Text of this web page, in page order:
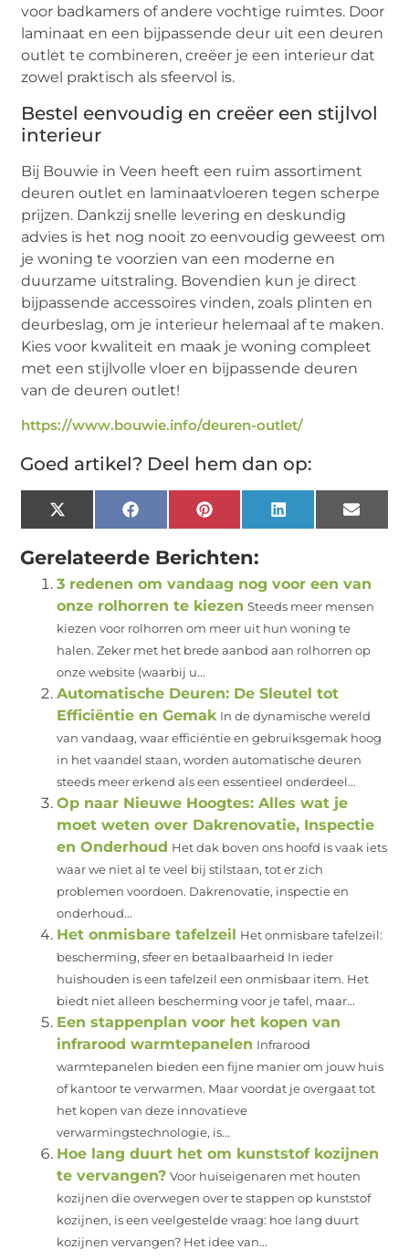
voor badkamers of andere vochtige ruimtes. Door
laminaat en een bijpassende deur uit een deuren
outlet te combineren, creëer je een interieur dat
zowel praktisch als sfeervol is.
Bestel eenvoudig en creëer een stijlvol
interieur
Bij Bouwie in Veen heeft een ruim assortiment
deuren outlet en laminaatvloeren tegen scherpe
prijzen. Dankzij snelle levering en deskundig
advies is het nog nooit zo eenvoudig geweest om
je woning te voorzien van een moderne en
duurzame uitstraling. Bovendien kun je direct
bijpassende accessoires vinden, zoals plinten en
deurbeslag, om je interieur helemaal af te maken.
Kies voor kwaliteit en maak je woning compleet
met een stijlvolle vloer en bijpassende deuren
van de deuren outlet!
https://www.bouwie.info/deuren-outlet/
Goed artikel? Deel hem dan op:
X
(Twitter)
FacebookPinterest LinkedIn Email
Gerelateerde Berichten:
3 redenen om vandaag nog voor een van
onze rolhorren te kiezen Steeds meer mensen
kiezen voor rolhorren om meer uit hun woning te
halen. Zeker met het brede aanbod aan rolhorren op
onze website (waarbij u...
Automatische Deuren: De Sleutel tot
Efficiëntie en Gemak In de dynamische wereld
van vandaag, waar efficiëntie en gebruiksgemak hoog
in het vaandel staan, worden automatische deuren
steeds meer erkend als een essentieel onderdeel...
Op naar Nieuwe Hoogtes: Alles wat je
moet weten over Dakrenovatie, Inspectie
en Onderhoud Het dak boven ons hoofd is vaak iets
waar we niet al te veel bij stilstaan, tot er zich
problemen voordoen. Dakrenovatie, inspectie en
onderhoud...
Het onmisbare tafelzeil
Het onmisbare tafelzeil:
bescherming, sfeer en betaalbaarheid In ieder
huishouden is een tafelzeil een onmisbaar item. Het
biedt niet alleen bescherming voor je tafel, maar...
Een stappenplan voor het kopen van
infrarood warmtepanelen Infrarood
warmtepanelen bieden een fijne manier om jouw huis
of kantoor te verwarmen. Maar voordat je overgaat tot
het kopen van deze innovatieve
verwarmingstechnologie, is...
Hoe lang duurt het om kunststof kozijnen
te vervangen? Voor huiseigenaren met houten
kozijnen die overwegen over te stappen op kunststof
kozijnen, is een veelgestelde vraag: hoe lang duurt
kozijnen vervangen? Het idee van...